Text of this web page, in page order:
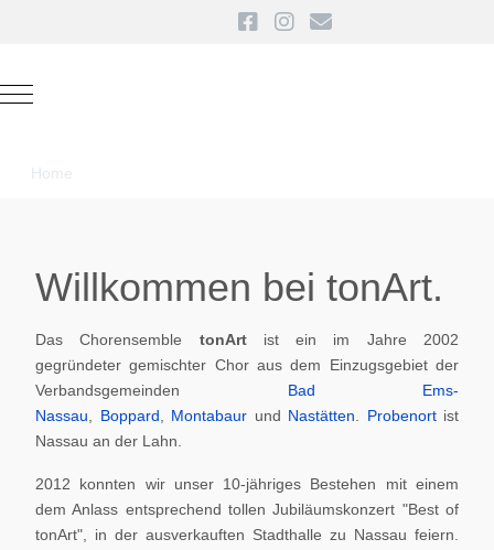
Mobile Menu Toggle
Home
Willkommen bei tonArt.
Das Chorensemble tonArt ist ein im Jahre 2002
gegründeter gemischter Chor aus dem Einzugsgebiet der
Verbandsgemeinden Bad Ems-
Nassau
Boppard Montabaur und Nastätten Probenortist
Nassau an der Lahn.
2012 konnten wir unser 10-jähriges Bestehen mit einem
dem Anlass entsprechend tollen Jubiläumskonzert "Best of
tonArt", in der ausverkauften Stadthalle zu Nassau feiern.